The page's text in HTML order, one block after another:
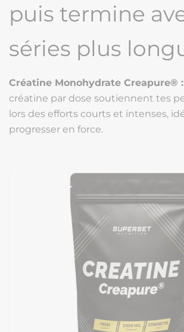
puis termine
séries plus
Créatine Monohydrate Creapure® :
créatine par dose soutiennent tes
lors des efforts courts et intenses,
progresser en force.